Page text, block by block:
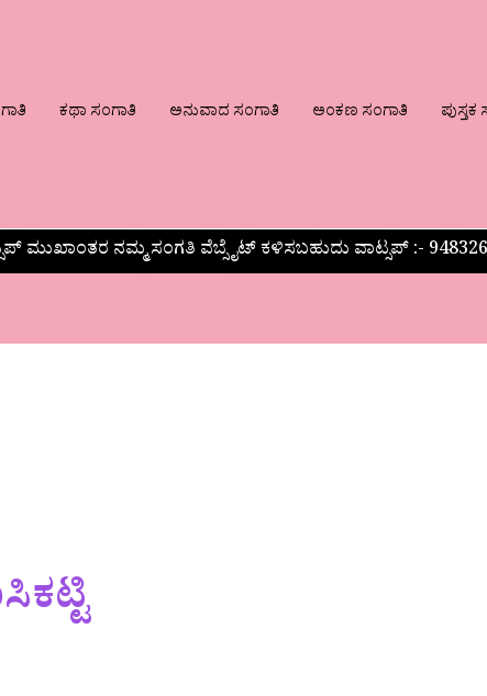
ಕಥಾ ಸಂಗಾತಿ ಅನುವಾದ ಸಂಗಾತಿ ಅಂಕಣ ಸಂಗಾತಿ ಪುಸ್ತಕ
ಮುಖಾಂತರ ನಮ್ಮ ಸಂಗತಿ ವೆಬ್ಸೈಟ್ ಕಳಿಸಬಹುದು ವಾಟ್ಸಪ್‌ :-